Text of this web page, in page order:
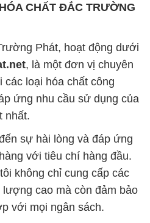
CHẤT ĐẮC TRƯỜNG
Phát, hoạt động dưới
, là một đơn vị chuyên
các loại hóa chất công
ứng nhu cầu sử dụng của
nhất.
sự hài lòng và đáp ứng
với tiêu chí hàng đầu.
không chỉ cung cấp các
cao mà còn đảm bảo
với mọi ngân sách.